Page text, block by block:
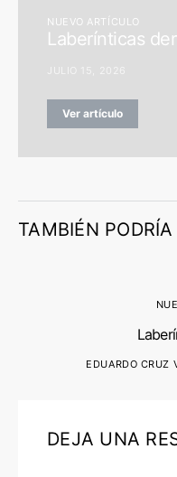
NUEVO ARTÍCULO
Laberínticas
JULIO 15, 2026
Ver artículo
TAMBIÉN
EDUARDO CRUZ
DEJA UNA